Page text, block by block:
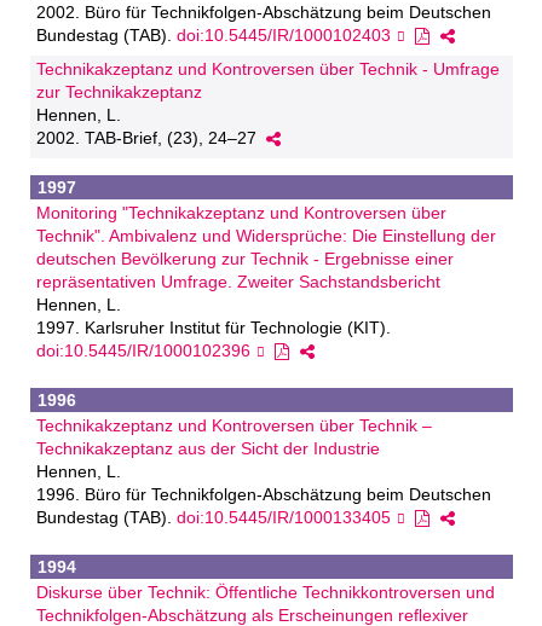
2002. Büro für Technikfolgen-Abschätzung beim Deutschen
Bundestag (TAB). doi:10.5445/IR/1000102403
Technikakzeptanz und Kontroversen über Technik - Umfrage
zur Technikakzeptanz
Hennen, L.
2002. TAB-Brief, (23), 24–27
1997
Monitoring "Technikakzeptanz und Kontroversen über
Technik". Ambivalenz und Widersprüche: Die Einstellung der
deutschen Bevölkerung zur Technik - Ergebnisse einer
repräsentativen Umfrage. Zweiter Sachstandsbericht
Hennen, L.
1997. Karlsruher Institut für Technologie (KIT).
doi:10.5445/IR/1000102396
1996
Technikakzeptanz und Kontroversen über Technik –
Technikakzeptanz aus der Sicht der Industrie
Hennen, L.
1996. Büro für Technikfolgen-Abschätzung beim Deutschen
Bundestag (TAB). doi:10.5445/IR/1000133405
1994
Diskurse über Technik: Öffentliche Technikkontroversen und
Technikfolgen-Abschätzung als Erscheinungen reflexiver